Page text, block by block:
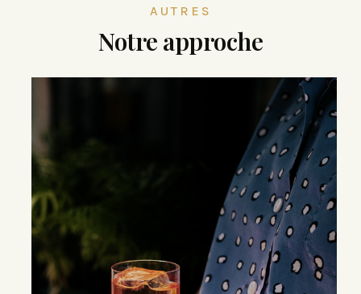
AUTRES
Notre approche